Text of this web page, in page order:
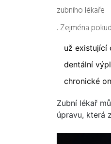
zubního lékaře
. Zejména
už existující
dentální
chronické
Zubní lékař
úpravu, která